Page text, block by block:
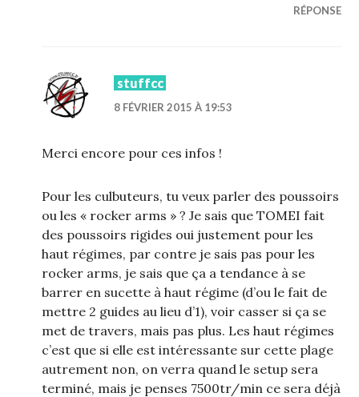
RÉPONSE
stuffcc
8 FÉVRIER 2015 À 19:53
Merci encore pour ces infos !
Pour les culbuteurs, tu veux parler des poussoirs
ou les « rocker arms » ? Je sais que TOMEI fait
des poussoirs rigides oui justement pour les
haut régimes, par contre je sais pas pour les
rocker arms, je sais que ça a tendance à se
barrer en sucette à haut régime (d’ou le fait de
mettre 2 guides au lieu d’1), voir casser si ça se
met de travers, mais pas plus. Les haut régimes
c’est que si elle est intéressante sur cette plage
autrement non, on verra quand le setup sera
terminé, mais je penses 7500tr/min ce sera déjà